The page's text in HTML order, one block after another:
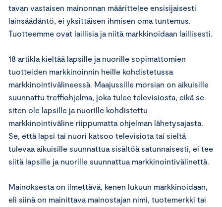
tavan vastaisen mainonnan määrittelee ensisijaisesti
lainsäädäntö, ei yksittäisen ihmisen oma tuntemus.
Tuotteemme ovat laillisia ja niitä markkinoidaan laillisesti.
18 artikla kieltää lapsille ja nuorille sopimattomien
tuotteiden markkinoinnin heille kohdistetussa
markkinointivälineessä. Maajussille morsian on aikuisille
suunnattu treffiohjelma, joka tulee televisiosta, eikä se
siten ole lapsille ja nuorille kohdistettu
markkinointiväline riippumatta ohjelman lähetysajasta.
Se, että lapsi tai nuori katsoo televisiota tai sieltä
tulevaa aikuisille suunnattua sisältöä satunnaisesti, ei tee
siitä lapsille ja nuorille suunnattua markkinointivälinettä.
Mainoksesta on ilmettävä, kenen lukuun markkinoidaan,
eli siinä on mainittava mainostajan nimi, tuotemerkki tai